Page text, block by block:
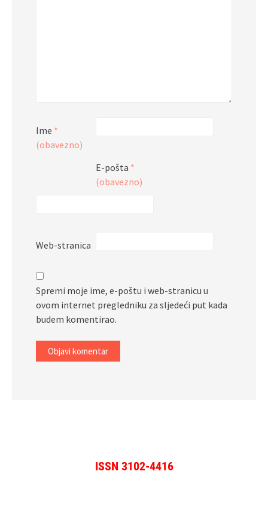
Ime *
(obavezno)
E-pošta *
(obavezno)
Web-stranica
Spremi moje ime, e-poštu i web-stranicu u
ovom internet pregledniku za sljedeći put kada
budem komentirao.
ISSN 3102-4416